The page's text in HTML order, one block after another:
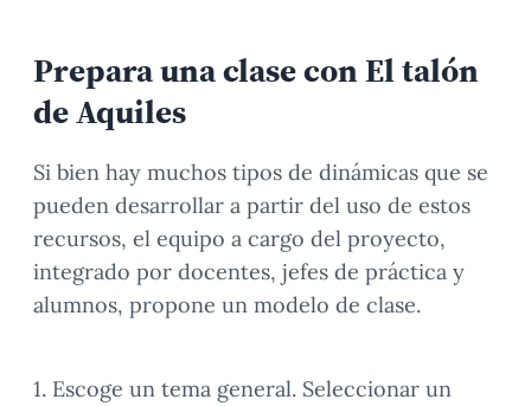
Prepara una clase con El talón
de Aquiles
Si bien hay muchos tipos de dinámicas que se
pueden desarrollar a partir del uso de estos
recursos, el equipo a cargo del proyecto,
integrado por docentes, jefes de práctica y
alumnos, propone un modelo de clase.
1. Escoge un tema general. Seleccionar un